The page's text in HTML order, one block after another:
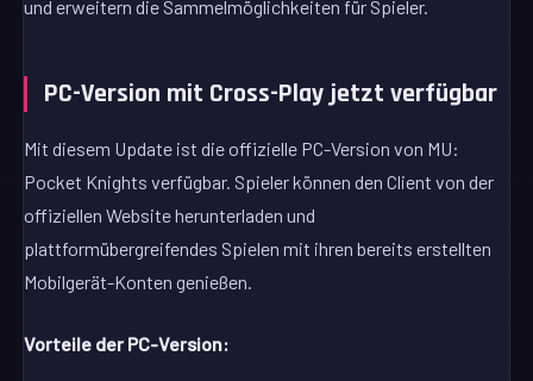
und erweitern die Sammelmöglichkeiten für Spieler.
PC-Version mit Cross-Play jetzt verfügbar
Mit diesem Update ist die offizielle PC-Version von MU:
Pocket Knights verfügbar. Spieler können den Client von der
offiziellen Website herunterladen und
plattformübergreifendes Spielen mit ihren bereits erstellten
Mobilgerät-Konten genießen.
Vorteile der PC-Version: